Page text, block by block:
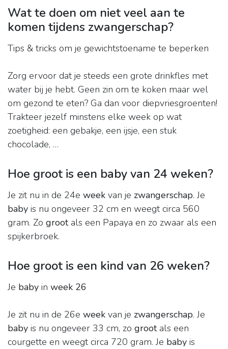
Wat te doen om niet veel aan te
komen tijdens zwangerschap?
Tips & tricks om je gewichtstoename te beperken
Zorg ervoor dat je steeds een grote drinkfles met
water bij je hebt. Geen zin om te koken maar wel
om gezond te eten? Ga dan voor diepvriesgroenten!
Trakteer jezelf minstens elke week op wat
zoetigheid: een gebakje, een ijsje, een stuk
chocolade, …
Hoe groot is een baby van 24 weken?
Je zit nu in de 24e week van je zwangerschap. Je
baby is nu ongeveer 32 cm en weegt circa 560
gram. Zo grootals een Papaya en zo zwaar als een
spijkerbroek.
Hoe groot is een kind van 26 weken?
Je baby in week 26
Je zit nu in de 26e week van je zwangerschap. Je
baby is nu ongeveer 33 cm, zo grootals een
courgette en weegt circa 720 gram. Je baby is